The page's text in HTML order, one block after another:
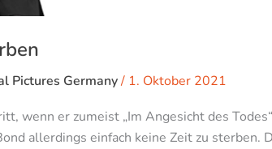
Pictures Germany/ 1. Oktober 2021
wenn er zumeist „Im Angesicht des
allerdings einfach keine Zeit zu